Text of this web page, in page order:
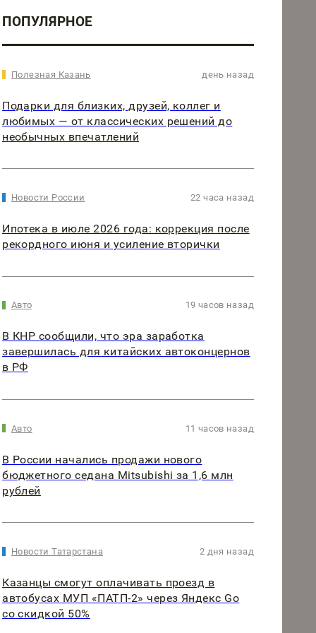
ПОПУЛЯРНОЕ
Полезная Казань день назад
Подарки для близких, друзей, коллег и
любимых — от классических решений до
необычных впечатлений
Новости России 22 часа назад
Ипотека в июле 2026 года: коррекция после
рекордного июня и усиление вторички
Авто 19 часов назад
В КНР сообщили, что эра заработка
завершилась для китайских автоконцернов
в РФ
Авто 11 часов назад
В России начались продажи нового
бюджетного седана Mitsubishi за 1,6 млн
рублей
Новости Татарстана 2 дня назад
Казанцы смогут оплачивать проезд в
автобусах МУП «ПАТП-2» через Яндекс Go
со скидкой 50%